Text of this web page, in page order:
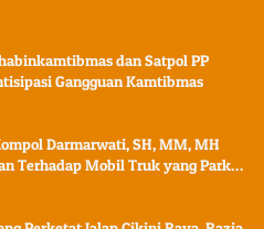
dan Satpol PP
Gangguan Kamtibmas
Darmarwati, SH, MM, MH
Terhadap Mobil Truk yang Parkir
Tanggerang Kota